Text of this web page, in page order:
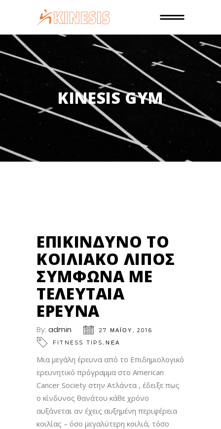
KINESIS GYM
ΕΠΙΚΊΝΔΥΝΟ ΤΟ
ΚΟΙΛΙΑΚΌ ΛΊΠΟΣ
ΣΎΜΦΩΝΑ ΜΕ
ΤΕΛΕΥΤΑΊΑ
ΈΡΕΥΝΑ
By: admin
27 ΜΑΪ́ΟΥ, 2016
FITNESS TIPS,ΝΕΑ
Μια μεγάλη έρευνα από το Επιδημιολογικό
ερευνητικό πρόγραμμα στο American
Cancer Society στην Ατλάντα , έδειξε πως
ο κίνδυνος θανάτου κάθε χρόνο
αυξάνεται αν έχεις αυξημένη περιφέρεια
κοιλίας – όσο μεγαλύτερη κοιλιά, τόσο